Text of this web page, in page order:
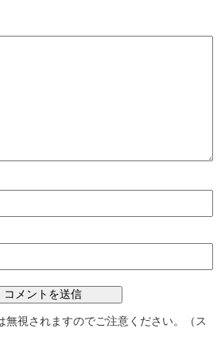
無視されますのでご注意ください。（ス